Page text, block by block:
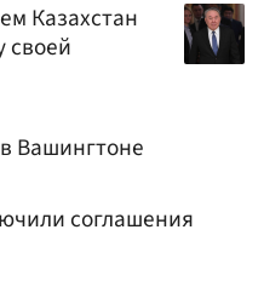
Казахстан
своей
Вашингтоне
соглашения